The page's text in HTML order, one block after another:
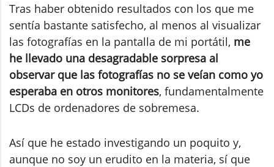
Tras haber obtenido resultados con los que me
sentía bastante satisfecho, al menos al visualizar
las fotografías en la pantalla de mi portátil, me
he llevado una desagradable sorpresa al
observar que las fotografías no se veían como yo
esperaba en otros monitores, fundamentalmente
LCDs de ordenadores de sobremesa.
Así que he estado investigando un poquito y,
aunque no soy un erudito en la materia, sí que